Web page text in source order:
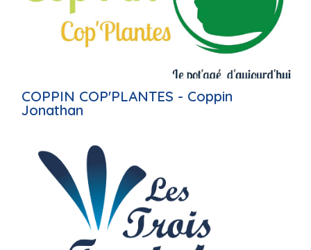
COPPIN COP'PLANTES - Coppin
Jonathan